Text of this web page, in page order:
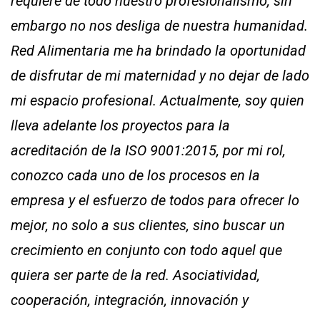
embargo no nos desliga de nuestra humanidad.
Red Alimentaria me ha brindado la oportunidad
de disfrutar de mi maternidad y no dejar de lado
mi espacio profesional. Actualmente, soy quien
lleva adelante los proyectos para la
acreditación de la ISO 9001:2015, por mi rol,
conozco cada uno de los procesos en la
empresa y el esfuerzo de todos para ofrecer lo
mejor, no solo a sus clientes, sino buscar un
crecimiento en conjunto con todo aquel que
quiera ser parte de la red. Asociatividad,
cooperación, integración, innovación y